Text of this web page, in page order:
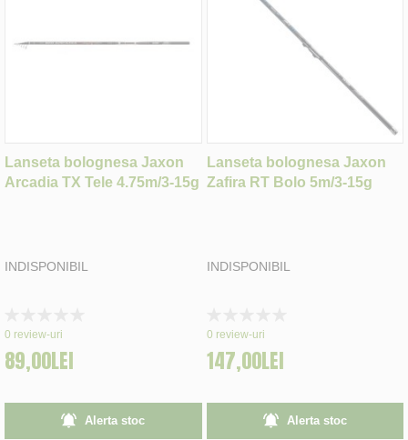
Lanseta bolognesa Jaxon
Arcadia TX Tele 4.75m/3-15g
INDISPONIBIL
0%
0 review-uri
89,00LEI
Alerta stoc
Lanseta bolognesa Jaxon
Zafira RT Bolo 5m/3-15g
INDISPONIBIL
0%
0 review-uri
147,00LEI
Alerta stoc